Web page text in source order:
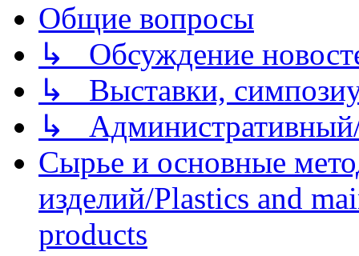
Общие вопросы
↳ Обсуждение
↳ Выставки,
↳
Сырье и основные
изделий/Plastics and
products